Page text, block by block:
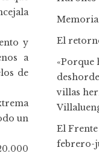
y
a
de
un
Memoria
El
«Porque
villas
El
febrero-